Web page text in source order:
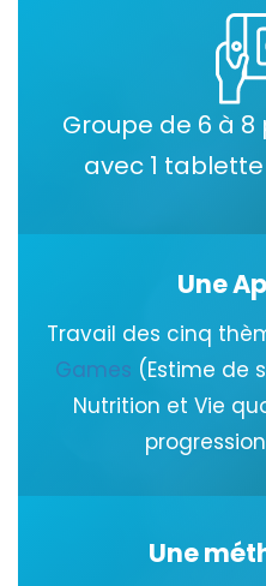
Groupe de 6 à
avec 1
Une
Travail des cinq
Games (Estime de
Nutrition et Vie
Une